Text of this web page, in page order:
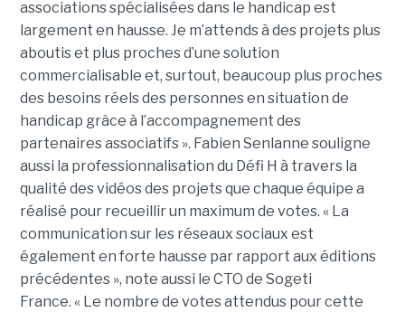
associations spécialisées dans le handicap est
largement en hausse. Je m’attends à des projets plus
aboutis et plus proches d’une solution
commercialisable et, surtout, beaucoup plus proches
des besoins réels des personnes en situation de
handicap grâce à l’accompagnement des
partenaires associatifs ». Fabien Senlanne souligne
aussi la professionnalisation du Défi H à travers la
qualité des vidéos des projets que chaque équipe a
réalisé pour recueillir un maximum de votes. « La
communication sur les réseaux sociaux est
également en forte hausse par rapport aux éditions
précédentes », note aussi le CTO de Sogeti
France. « Le nombre de votes attendus pour cette